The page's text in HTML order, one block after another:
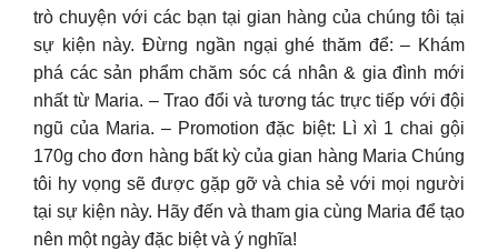
trò chuyện với các bạn tại gian hàng của chúng tôi tại
sự kiện này. Đừng ngần ngại ghé thăm để: – Khám
phá các sản phẩm chăm sóc cá nhân & gia đình mới
nhất từ Maria. – Trao đổi và tương tác trực tiếp với đội
ngũ của Maria. – Promotion đặc biệt: Lì xì 1 chai gội
170g cho đơn hàng bất kỳ của gian hàng Maria Chúng
tôi hy vọng sẽ được gặp gỡ và chia sẻ với mọi người
tại sự kiện này. Hãy đến và tham gia cùng Maria để tạo
nên một ngày đặc biệt và ý nghĩa!